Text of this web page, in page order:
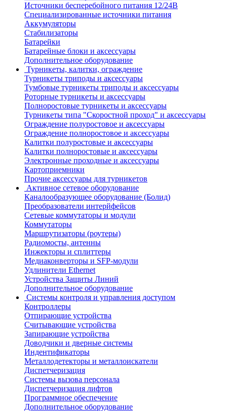
Источники бесперебойного питания 12/24В
Специализированные источники питания
Аккумуляторы
Стабилизаторы
Батарейки
Батарейные блоки и аксессуары
Дополнительное оборудование
Турникеты, калитки, ограждение
Турникеты триподы и аксессуары
Тумбовые турникеты триподы и аксессуары
Роторные турникеты и аксессуары
Полноростовые турникеты и аксессуары
Турникеты типа "Скоростной проход" и аксессуары
Ограждение полуростовое и аксессуары
Ограждение полноростовое и аксессуары
Калитки полуростовые и аксессуары
Калитки полноростовые и аксессуары
Электронные проходные и аксессуары
Картоприемники
Прочие аксессуары для турникетов
Активное сетевое оборудование
Каналообразующее оборудование (Болид)
Преобразователи интерйфейсов
Сетевые коммутаторы и модули
Коммутаторы
Маршрутизаторы (роутеры)
Радиомосты, антенны
Инжекторы и сплиттеры
Медиаконверторы и SFP-модули
Удлинители Ethernet
Устройства Защиты Линий
Дополнительное оборудование
Системы контроля и управления доступом
Контроллеры
Отпирающие устройства
Считывающие устройства
Запирающие устройства
Доводчики и дверные системы
Индентификаторы
Металлодетекторы и металлоискатели
Диспетчеризация
Системы вызова персонала
Диспетчеризация лифтов
Программное обеспечение
Дополнительное оборудование